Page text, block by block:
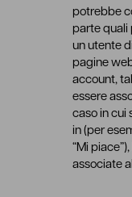
potrebbe
parte quali
un utente
pagine
account,
essere
caso in cui
in (per
“Mi
associate